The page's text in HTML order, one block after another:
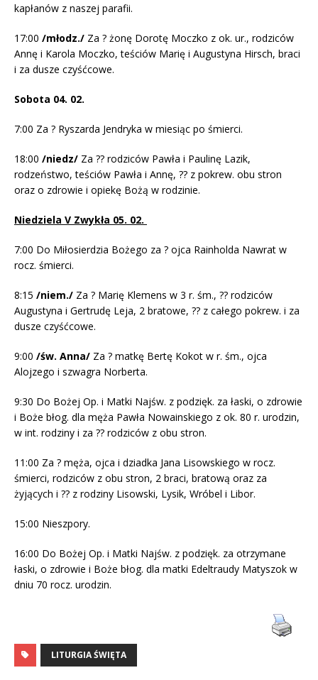
kapłanów z naszej parafii.
17:00 /młodz./ Za ? żonę Dorotę Moczko z ok. ur., rodziców
Annę i Karola Moczko, teściów Marię i Augustyna Hirsch, braci
i za dusze czyśćcowe.
Sobota 04. 02.
7:00 Za ? Ryszarda Jendryka w miesiąc po śmierci.
18:00 /niedz/ Za ?? rodziców Pawła i Paulinę Lazik,
rodzeństwo, teściów Pawła i Annę, ?? z pokrew. obu stron
oraz o zdrowie i opiekę Bożą w rodzinie.
Niedziela V Zwykła 05. 02.
7:00 Do Miłosierdzia Bożego za ? ojca Rainholda Nawrat w
rocz. śmierci.
8:15 /niem./ Za ? Marię Klemens w 3 r. śm., ?? rodziców
Augustyna i Gertrudę Leja, 2 bratowe, ?? z całego pokrew. i za
dusze czyśćcowe.
9:00 /św. Anna/ Za ? matkę Bertę Kokot w r. śm., ojca
Alojzego i szwagra Norberta.
9:30 Do Bożej Op. i Matki Najśw. z podzięk. za łaski, o zdrowie
i Boże błog. dla męża Pawła Nowainskiego z ok. 80 r. urodzin,
w int. rodziny i za ?? rodziców z obu stron.
11:00 Za ? męża, ojca i dziadka Jana Lisowskiego w rocz.
śmierci, rodziców z obu stron, 2 braci, bratową oraz za
żyjących i ?? z rodziny Lisowski, Lysik, Wróbel i Libor.
15:00 Nieszpory.
16:00 Do Bożej Op. i Matki Najśw. z podzięk. za otrzymane
łaski, o zdrowie i Boże błog. dla matki Edeltraudy Matyszok w
dniu 70 rocz. urodzin.
LITURGIA ŚWIĘTA